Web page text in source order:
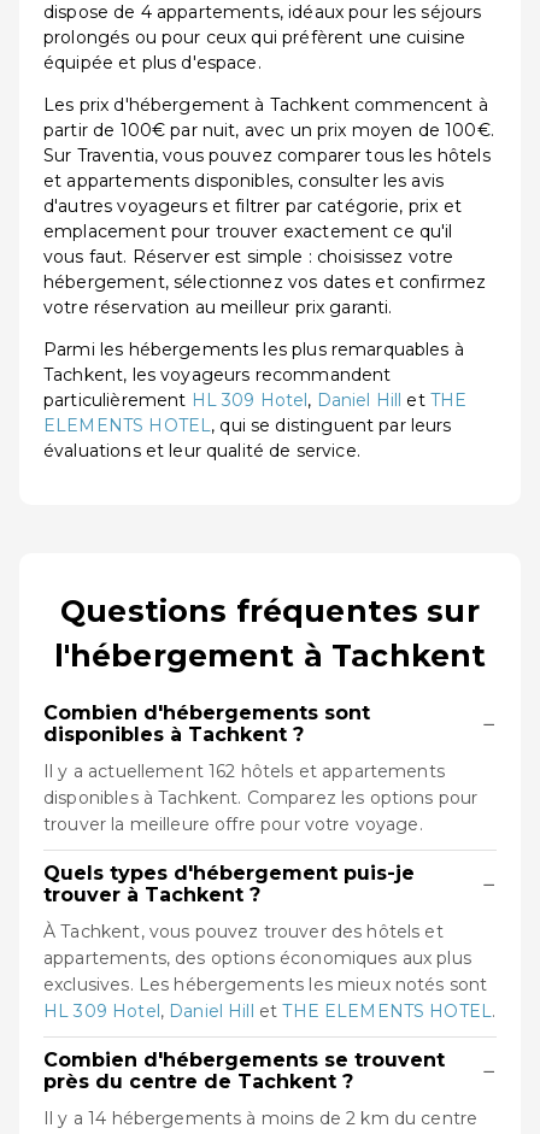
dispose de 4 appartements, idéaux pour les séjours
prolongés ou pour ceux qui préfèrent une cuisine
équipée et plus d'espace.
Les prix d'hébergement à Tachkent commencent à
partir de 100€ par nuit, avec un prix moyen de 100€.
Sur Traventia, vous pouvez comparer tous les hôtels
et appartements disponibles, consulter les avis
d'autres voyageurs et filtrer par catégorie, prix et
emplacement pour trouver exactement ce qu'il
vous faut. Réserver est simple : choisissez votre
hébergement, sélectionnez vos dates et confirmez
votre réservation au meilleur prix garanti.
Parmi les hébergements les plus remarquables à
Tachkent, les voyageurs recommandent
particulièrement HL 309 Hotel, Daniel Hill et THE
ELEMENTS HOTEL, qui se distinguent par leurs
évaluations et leur qualité de service.
Questions fréquentes sur
l'hébergement à Tachkent
Combien d'hébergements sont
disponibles à Tachkent ?
−
Il y a actuellement 162 hôtels et appartements
disponibles à Tachkent. Comparez les options pour
trouver la meilleure offre pour votre voyage.
Quels types d'hébergement puis-je
trouver à Tachkent ?
−
À Tachkent, vous pouvez trouver des hôtels et
appartements, des options économiques aux plus
exclusives. Les hébergements les mieux notés sont
HL 309 Hotel, Daniel Hill etTHE ELEMENTS HOTEL.
Combien d'hébergements se trouvent
près du centre de Tachkent ?
−
Il y a 14 hébergements à moins de 2 km du centre